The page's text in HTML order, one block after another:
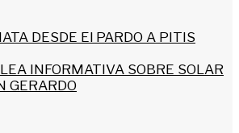
DESDE El PARDO A PITIS
INFORMATIVA SOBRE SOLAR
GERARDO